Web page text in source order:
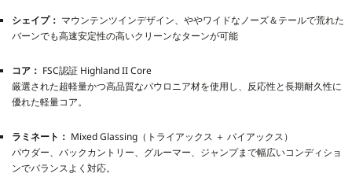
シェイプ： マウンテンツインデザイン、ややワイドなノーズ＆テールで荒れた
バーンでも高速安定性の高いクリーンなターンが可能
コア： FSC認証 Highland II Core
厳選された超軽量かつ高品質なパウロニア材を使用し、反応性と長期耐久性に
優れた軽量コア。
ラミネート： Mixed Glassing（トライアックス ＋ バイアックス）
パウダー、バックカントリー、グルーマー、ジャンプまで幅広いコンディショ
ンでバランスよく対応。